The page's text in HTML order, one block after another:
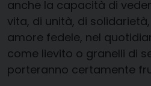
anche la capacità di
vita, di unità, di
amore fedele, nel
come lievito o granelli di
porteranno certamente